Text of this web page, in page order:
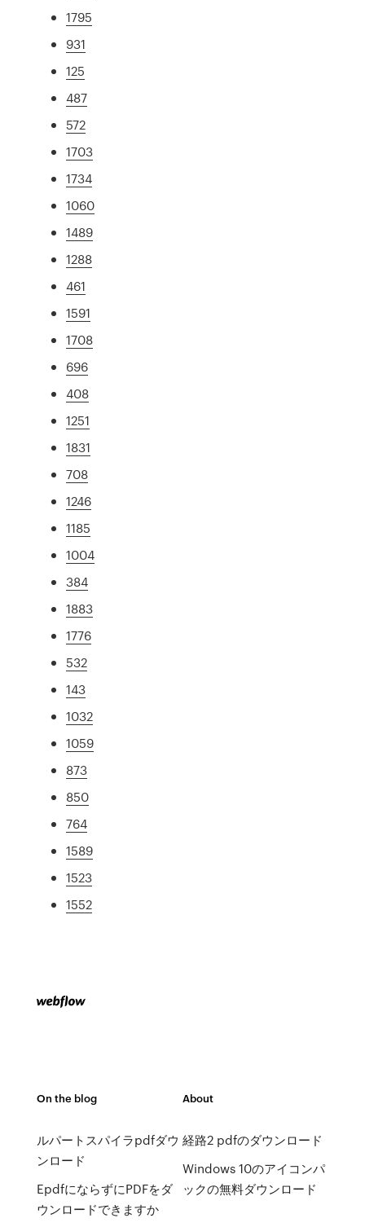
1795
931
125
487
572
1703
1734
1060
1489
1288
461
1591
1708
696
408
1251
1831
708
1246
1185
1004
384
1883
1776
532
143
1032
1059
873
850
764
1589
1523
1552
On the blog
ルパートスパイラpdfダウ
ンロード
EpdfにならずにPDFをダ
ウンロードできますか
About
経路2 pdfのダウンロード
Windows 10のアイコンパ
ックの無料ダウンロード